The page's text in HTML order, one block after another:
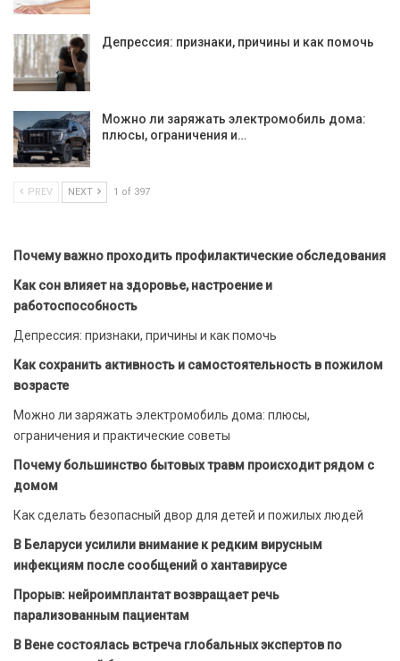
Депрессия: признаки, причины и как помочь
Можно ли заряжать электромобиль дома:
плюсы, ограничения и…
PREV NEXT 1 of 397
Почему важно проходить профилактические обследования
Как сон влияет на здоровье, настроение и
работоспособность
Депрессия: признаки, причины и как помочь
Как сохранить активность и самостоятельность в пожилом
возрасте
Можно ли заряжать электромобиль дома: плюсы,
ограничения и практические советы
Почему большинство бытовых травм происходит рядом с
домом
Как сделать безопасный двор для детей и пожилых людей
В Беларуси усилили внимание к редким вирусным
инфекциям после сообщений о хантавирусе
Прорыв: нейроимплантат возвращает речь
парализованным пациентам
В Вене состоялась встреча глобальных экспертов по